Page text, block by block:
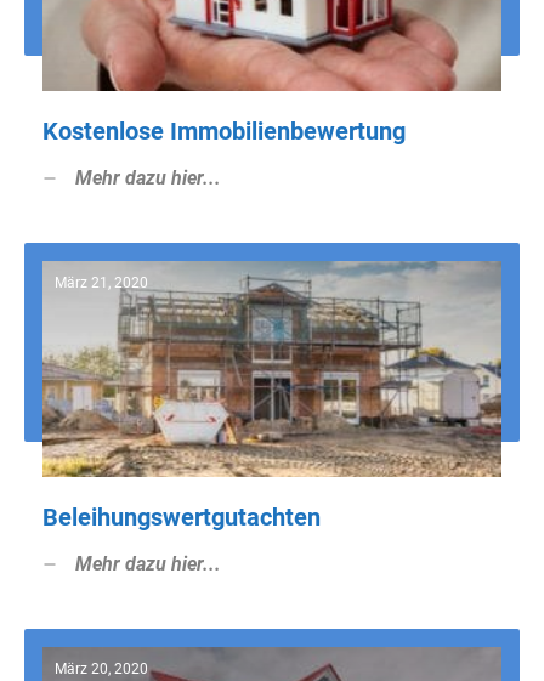
Kostenlose Immobilienbewertung
Mehr dazu hier...
März 21, 2020
Beleihungswertgutachten
Mehr dazu hier...
März 20, 2020